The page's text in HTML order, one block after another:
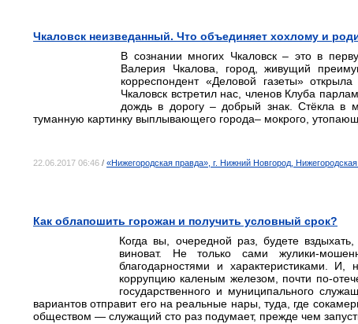
Чкаловск неизведанный. Что объединяет хохлому и
В сознании многих Чкаловск – это в
Валерия Чкалова, город, живущий
корреспондент «Деловой газеты»
Чкаловск встретил нас, членов Клуба
дождь в дорогу – добрый знак. Стёкла в
туманную картинку выплывающего города– мокрого,
22.06.2017 06:46 / «Нижегородская правда», г. Нижний Новгород,
Как облапошить горожан и получить условный срок?
Когда вы, очередной раз, будете
виноват. Не только сами жулики-
благодарностями и характеристиками.
коррупцию каленым железом, почти по-
государственного и муниципального
вариантов отправит его на реальные нары, туда, где
обществом — служащий сто раз подумает, прежде чем